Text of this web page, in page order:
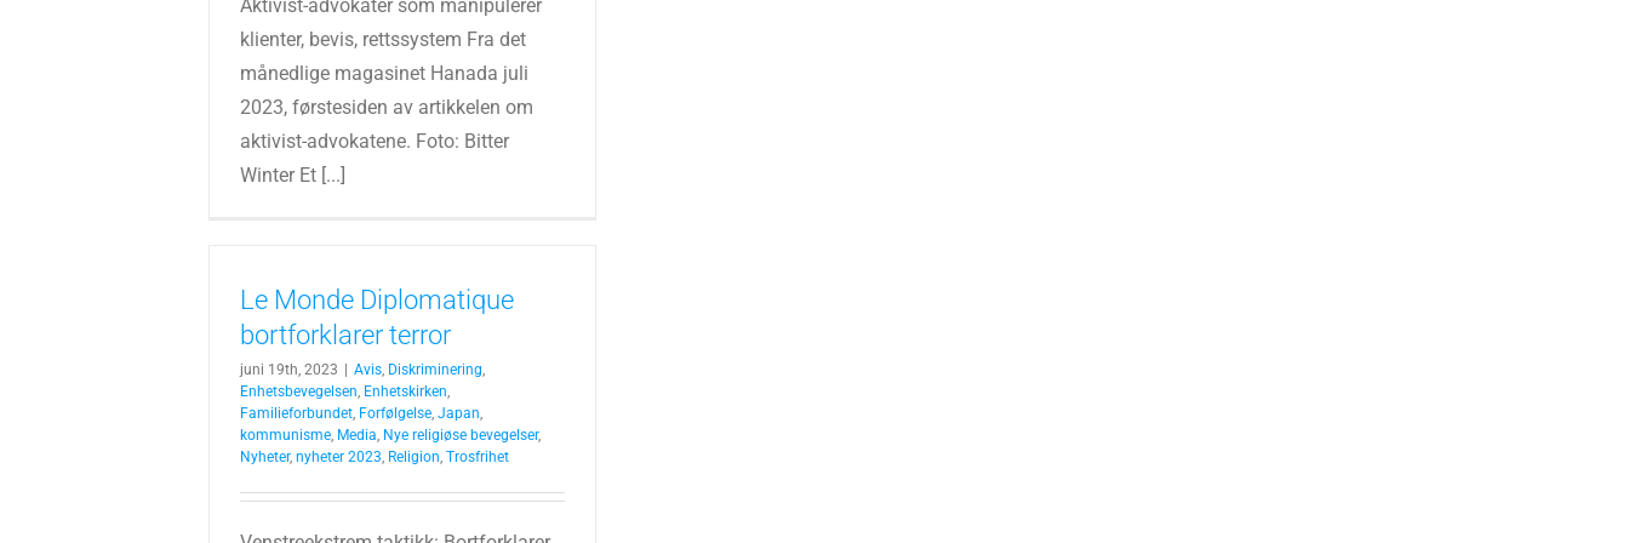
Aktivist-advokater som manipulerer
klienter, bevis, rettssystem Fra det
månedlige magasinet Hanada juli
2023, førstesiden av artikkelen om
aktivist-advokatene. Foto: Bitter
Winter Et [...]
Le Monde Diplomatique
bortforklarer terror
juni 19th, 2023 Avis, Diskriminering,
Enhetsbevegelsen, Enhetskirken,
Familieforbundet, Forfølgelse, Japan,
kommunisme, Media, Nye religiøse bevegelser,
Nyheter, nyheter 2023, Religion, Trosfrihet